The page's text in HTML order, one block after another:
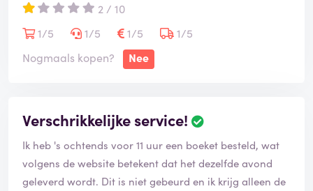
2 / 10
1/5
1/5 1/5
1/5
Nogmaals kopen?
Nee
Verschrikkelijke service!
Ik heb 's ochtends voor 11 uur een boeket besteld, wat
volgens de website betekent dat het dezelfde avond
geleverd wordt. Dit is niet gebeurd en ik krijg alleen de